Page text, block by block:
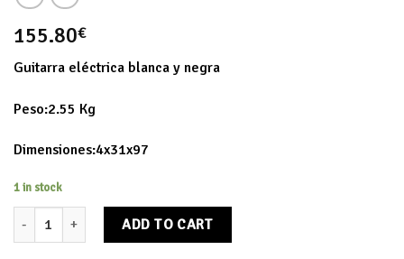
155.80€
Guitarra eléctrica blanca y negra
Peso:2.55 Kg
Dimensiones:4x31x97
1 in stock
Guitarra eléctrica quantityADD TO CART